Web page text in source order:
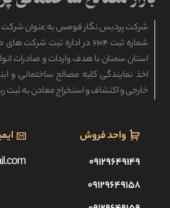
شرکت پردیس نگار قومس به عنوان
شماره ثبت ۶۱۰۴ در اداره ثبت
استان سمنان با هدف واردات و صادرات
اخذ نمایندگی کلیه مصالح ساختمانی و
خارجی و اکتشاف و استخراج معادن به ثبت
واحد فروش
۰۹۱۲۹۶۴۹۱۴۹
۰۹۱۲۹۶۴۹۱۵۸